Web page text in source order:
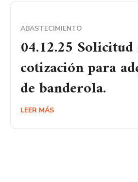
ABASTECIMIENTO
04.12.25 Solicitud
cotización para
de banderola.
LEER MÁS